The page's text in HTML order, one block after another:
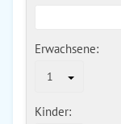
Erwachsene:
1
Kinder: